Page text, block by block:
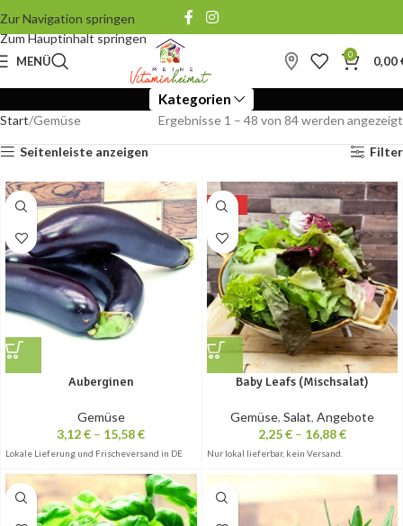
Zur Navigation springen
Zum Hauptinhalt springen
MENÜ 0 0,00
Kategorien
Start Gemüse Ergebnisse 1 – 48 von 84 werden angezeigt
Seitenleiste anzeigen Filter
Auberginen
Gemüse
3,12€ – 15,58€
Lokale Lieferung und Frischeversand in DE
-10%
Baby Leafs (Mischsalat)
Gemüse, Salat, Angebote
2,25€– 16,88€
Nur lokal lieferbar, kein Versand.